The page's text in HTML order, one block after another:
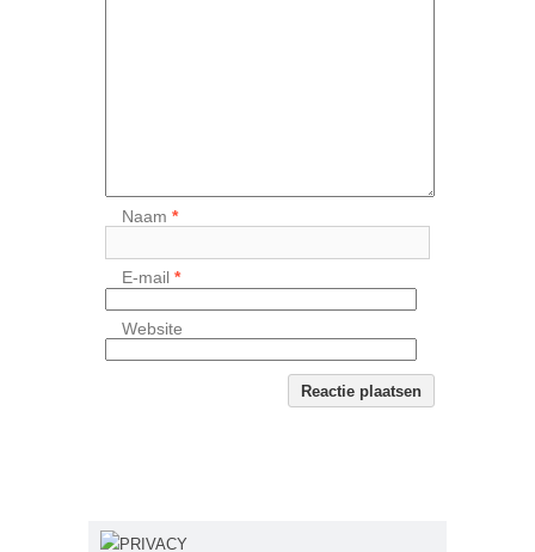
Naam*
E-mail*
Website
PRIVACY